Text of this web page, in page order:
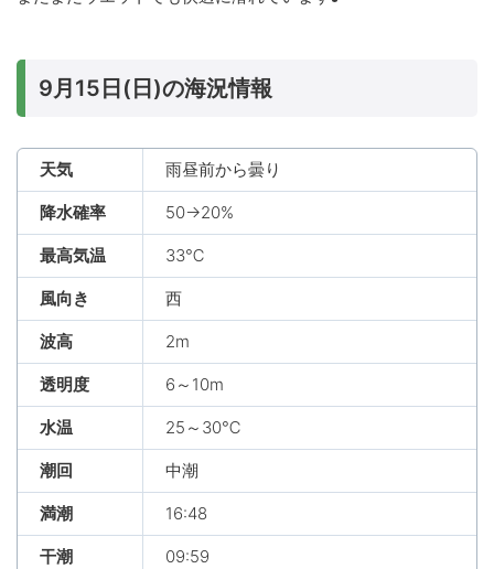
9月15日(日)の海況情報
天気 雨昼前から曇り
降水確率 50→20%
最高気温 33℃
風向き 西
波高 2m
透明度 6～10m
水温 25～30℃
潮回 中潮
満潮 16:48
干潮 09:59